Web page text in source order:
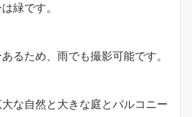
緑です。
るため、雨でも撮影可能です。
な自然と大きな庭とバルコニー